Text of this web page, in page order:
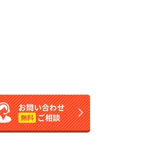
お問い合わせ
無料 ご相談